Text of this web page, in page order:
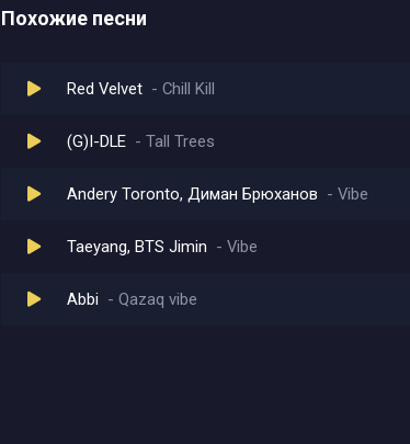
Похожие песни
Red Velvet Chill Kill
(G)I-DLE Tall Trees
Andery Toronto, Диман Брюханов Vibe
Taeyang, BTS Jimin Vibe
Abbi Qazaq vibe